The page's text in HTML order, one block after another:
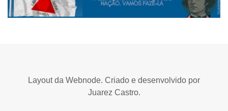
Layout da Webnode. Criado e desenvolvido por
Juarez Castro.